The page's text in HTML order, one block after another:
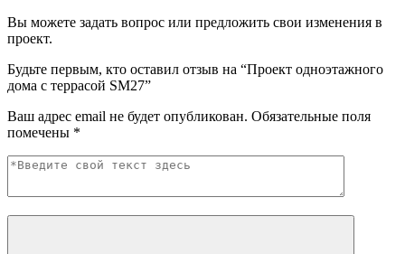
Вы можете задать вопрос или предложить свои изменения в
проект.
Будьте первым, кто оставил отзыв на “Проект одноэтажного
дома с террасой SM27”
Ваш адрес email не будет опубликован. Обязательные поля
помечены *